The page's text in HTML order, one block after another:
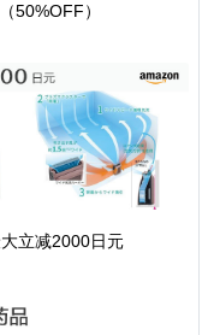
50%OFF）
立减2000日元